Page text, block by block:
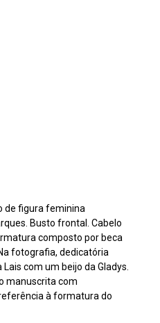
de figura feminina
Busto frontal. Cabelo
composto por beca
fotografia, dedicatória
com um beijo da Gladys.
manuscrita com
à formatura do